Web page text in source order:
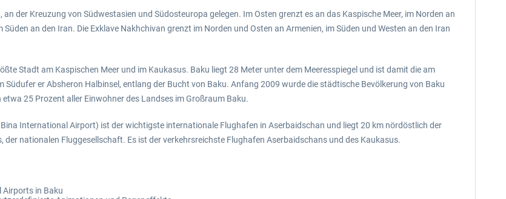
der Kreuzung von Südwestasien und Südosteuropa gelegen. Im Osten grenzt es an das Kaspische Meer, im Norden an
an den Iran. Die Exklave Nakhchivan grenzt im Norden und Osten an Armenien, im Süden und Westen an den Iran
Stadt am Kaspischen Meer und im Kaukasus. Baku liegt 28 Meter unter dem Meeresspiegel und ist damit die am
er Absheron Halbinsel, entlang der Bucht von Baku. Anfang 2009 wurde die städtische Bevölkerung von Baku
25 Prozent aller Einwohner des Landses im Großraum Baku.
Bina International Airport) ist der wichtigste internationale Flughafen in Aserbaidschan und liegt 20 km nördöstlich der
nationalen Fluggesellschaft. Es ist der verkehrsreichste Flughafen Aserbaidschans und des Kaukasus.
Airports in Baku